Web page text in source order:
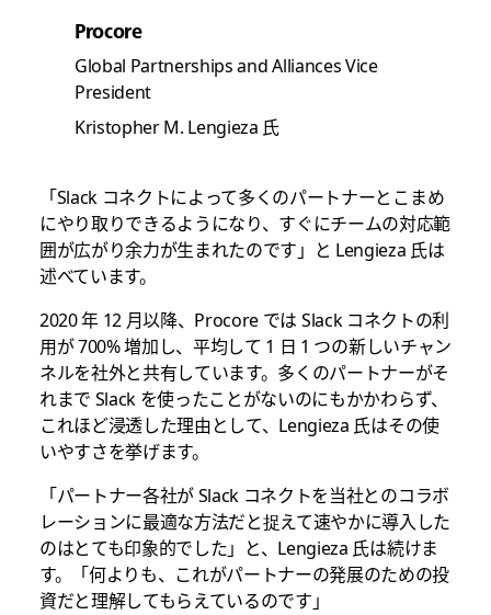
Procore
Global Partnerships and Alliances Vice
President
Kristopher M. Lengieza 氏
「Slack コネクトによって多くのパートナーとこまめ
にやり取りできるようになり、すぐにチームの対応範
囲が広がり余力が生まれたのです」と Lengieza 氏は
述べています。
2020 年 12 月以降、Procore では Slack コネクトの利
用が 700% 増加し、平均して 1 日 1 つの新しいチャン
ネルを社外と共有しています。多くのパートナーがそ
れまで Slack を使ったことがないのにもかかわらず、
これほど浸透した理由として、Lengieza 氏はその使
いやすさを挙げます。
「パートナー各社が Slack コネクトを当社とのコラボ
レーションに最適な方法だと捉えて速やかに導入した
のはとても印象的でした」と、Lengieza 氏は続けま
す。「何よりも、これがパートナーの発展のための投
資だと理解してもらえているのです」